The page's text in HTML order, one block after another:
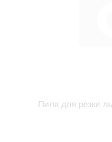
Пила для резки